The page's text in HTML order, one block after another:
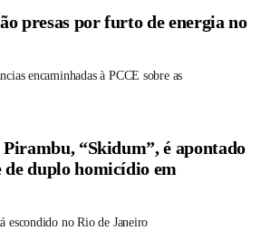
presas por furto de energia no
encaminhadas à PCCE sobre as
“Skidum”, é apontado
de duplo homicídio em
escondido no Rio de Janeiro